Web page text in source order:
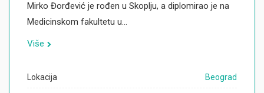
Mirko Đorđević je rođen u Skoplju, a diplomirao je na
Medicinskom fakultetu u…
Više
Lokacija Beograd